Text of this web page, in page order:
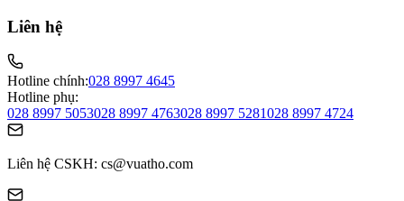
Liên hệ
Hotline chính:028 8997 4645
Hotline phụ:
028 8997 5053028 8997 4763028 8997 5281028 8997 4724
Liên hệ CSKH: cs@vuatho.com